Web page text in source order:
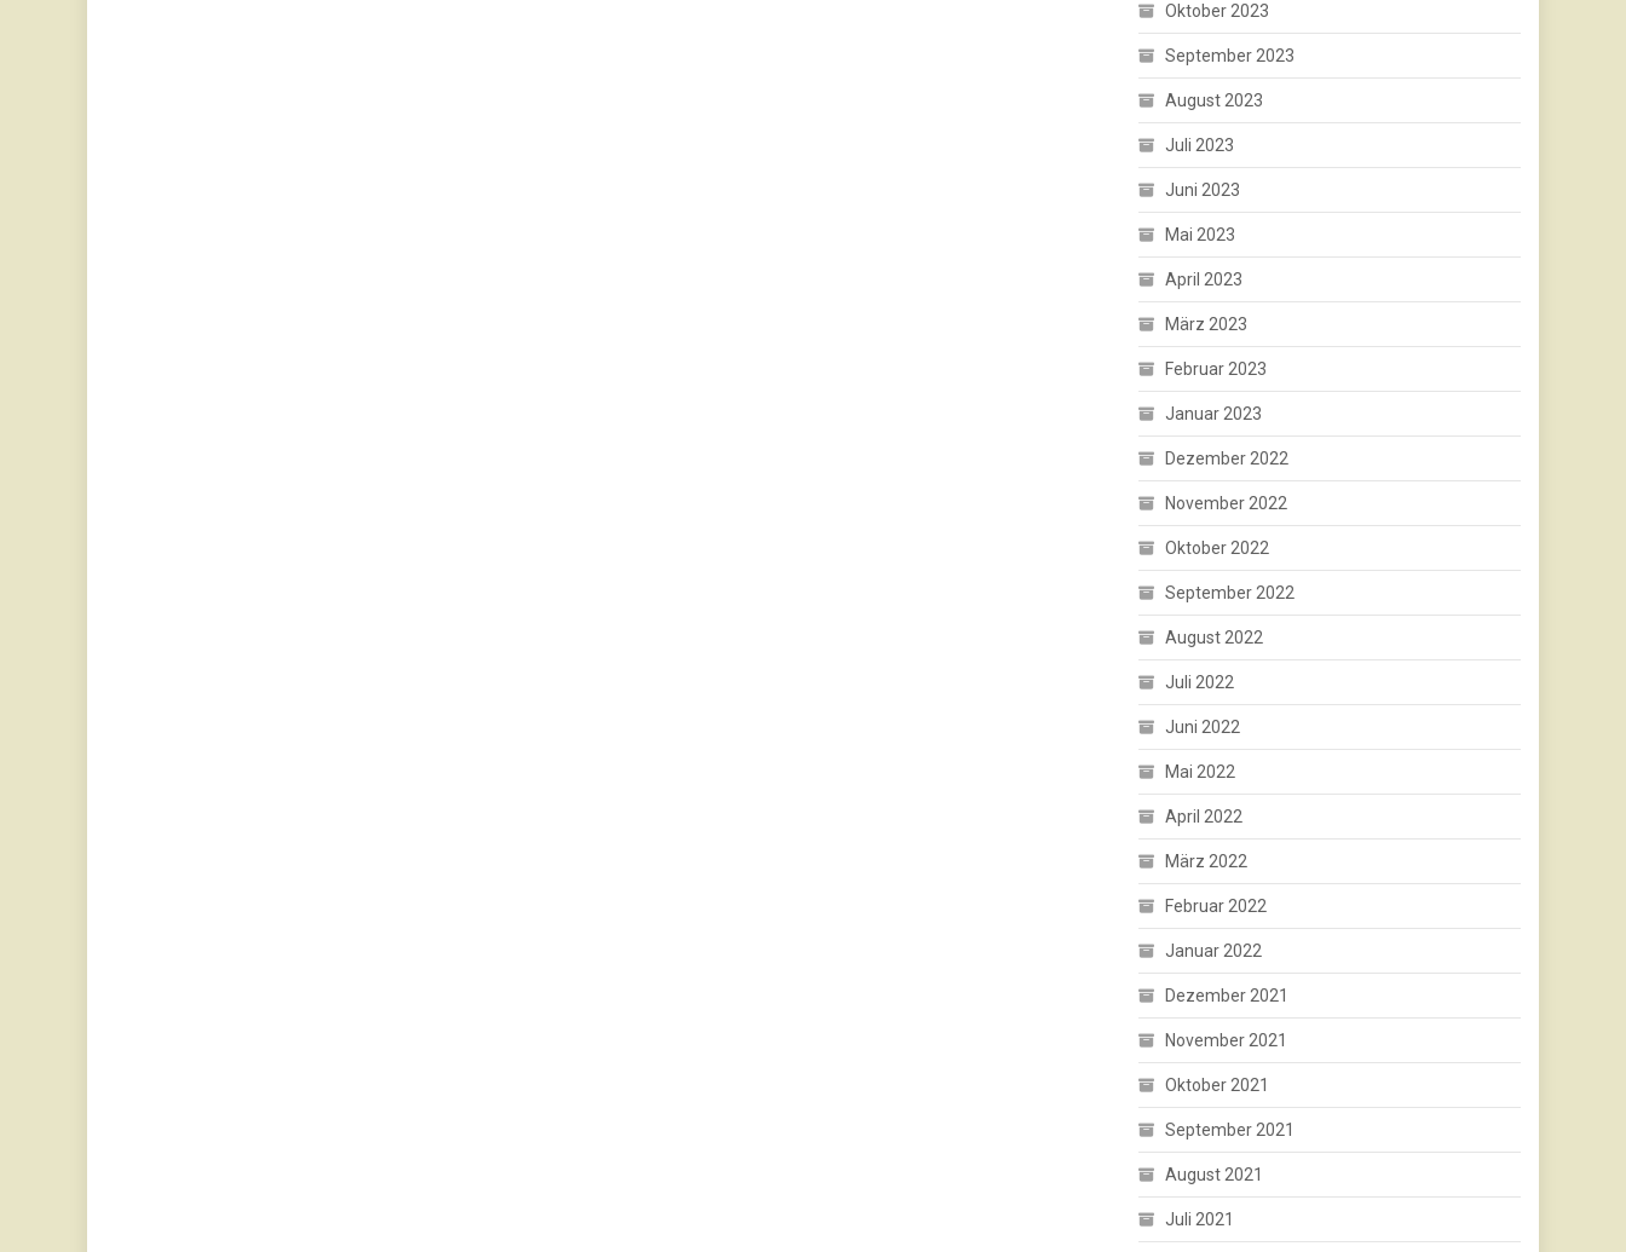
Oktober 2023
September 2023
August 2023
Juli 2023
Juni 2023
Mai 2023
April 2023
März 2023
Februar 2023
Januar 2023
Dezember 2022
November 2022
Oktober 2022
September 2022
August 2022
Juli 2022
Juni 2022
Mai 2022
April 2022
März 2022
Februar 2022
Januar 2022
Dezember 2021
November 2021
Oktober 2021
September 2021
August 2021
Juli 2021